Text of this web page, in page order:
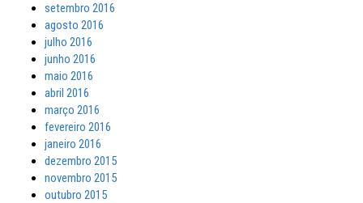
setembro 2016
agosto 2016
julho 2016
junho 2016
maio 2016
abril 2016
março 2016
fevereiro 2016
janeiro 2016
dezembro 2015
novembro 2015
outubro 2015